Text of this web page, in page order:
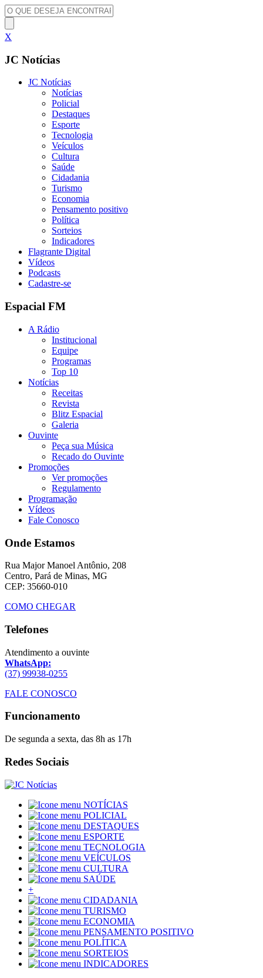
X
JC Notícias
JC Notícias
Notícias
Policial
Destaques
Esporte
Tecnologia
Veículos
Cultura
Saúde
Cidadania
Turismo
Economia
Pensamento positivo
Política
Sorteios
Indicadores
Flagrante Digital
Vídeos
Podcasts
Cadastre-se
Espacial FM
A Rádio
Institucional
Equipe
Programas
Top 10
Notícias
Receitas
Revista
Blitz Espacial
Galeria
Ouvinte
Peça sua Música
Recado do Ouvinte
Promoções
Ver promoções
Regulamento
Programação
Vídeos
Fale Conosco
Onde Estamos
Rua Major Manoel Antônio, 208
Centro, Pará de Minas, MG
CEP: 35660-010
COMO CHEGAR
Telefones
Atendimento a ouvinte
WhatsApp:
(37) 99938-0255
FALE CONOSCO
Funcionamento
De segunda a sexta, das 8h as 17h
Redes Sociais
NOTÍCIAS
POLICIAL
DESTAQUES
ESPORTE
TECNOLOGIA
VEÍCULOS
CULTURA
SAÚDE
+
CIDADANIA
TURISMO
ECONOMIA
PENSAMENTO POSITIVO
POLÍTICA
SORTEIOS
INDICADORES